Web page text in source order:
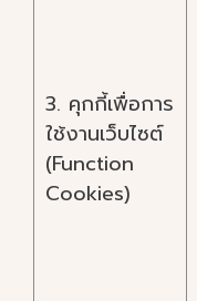
3. คุกกี้เพื่อการ
ใช้งานเว็บไซต์
(Function
Cookies)